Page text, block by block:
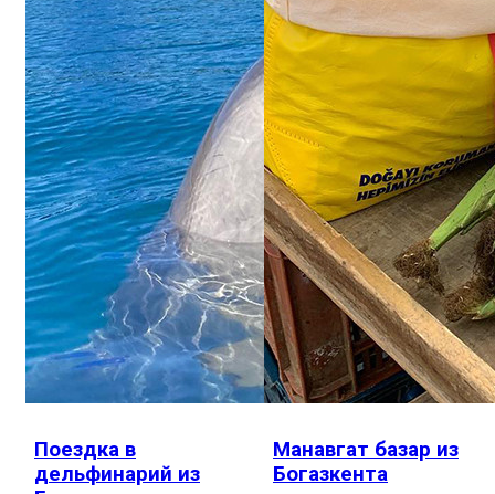
Поездка в
дельфинарий из
Манавгат базар из
Богазкента